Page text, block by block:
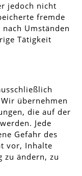
jedoch nicht
fremde
Umständen
Tätigkeit
übernehmen
die auf der
Jede
Gefahr des
vor, Inhalte
zu ändern, zu